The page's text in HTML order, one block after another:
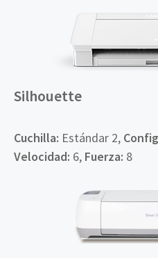
Silhouette
Cuchilla: Estándar 2,
Velocidad: 6, Fuerza: 8